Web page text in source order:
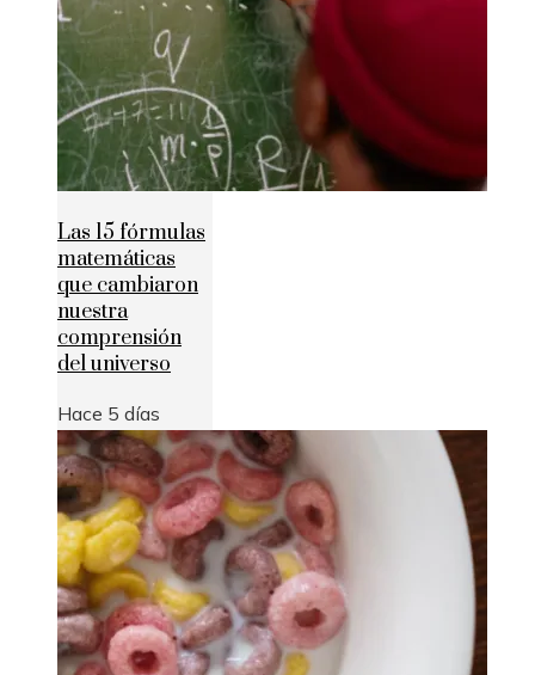
Las 15 fórmulas
matemáticas
que cambiaron
nuestra
comprensión
del universo
Hace 5 días